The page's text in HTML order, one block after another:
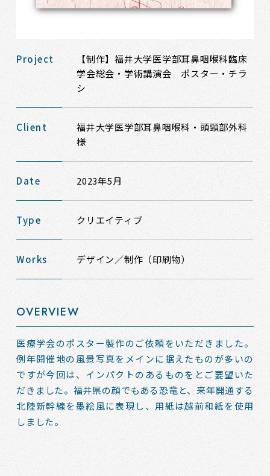
Project
【制作】福井大学医学部耳鼻咽喉科臨床
学会総会・学術講演会 ポスター・チラ
シ
Client
福井大学医学部耳鼻咽喉科・頭頸部外科
様
Date 2023年5月
Type クリエイティブ
Works デザイン／制作（印刷物）
OVERVIEW
医療学会のポスター製作のご依頼をいただきました。
例年開催地の風景写真をメインに据えたものが多いの
ですが今回は、インパクトのあるものをとご要望いた
だきました。福井県の顔でもある恐竜と、来年開通する
北陸新幹線を墨絵風に表現し、用紙は越前和紙を使用
しました。